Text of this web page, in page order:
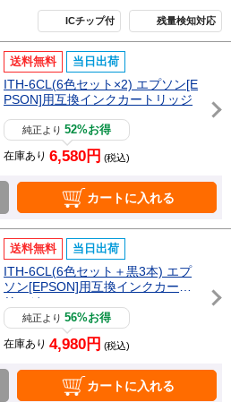
ICチップ付 残量検知対応
送料無料 当日出荷
ITH-6CL(6色セット×2) エプソン[E
PSON]用互換インクカートリッジ
純正より52%お得
在庫あり 6,580円 (税込)
カートに入れる
送料無料 当日出荷
ITH-6CL(6色セット＋黒3本) エプ
ソン[EPSON]用互換インクカート
リッジ
純正より56%お得
在庫あり 4,980円 (税込)
カートに入れる